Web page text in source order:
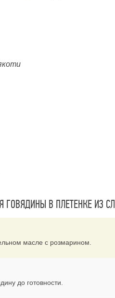
В ПЛЕТЕНКЕ ИЗ
масле с розмарином.
до готовности.